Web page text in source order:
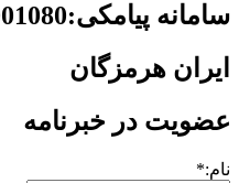
سامانه پیامکی:50002910001080
ایران هرمزگان
عضویت در خبرنامه
نام:*